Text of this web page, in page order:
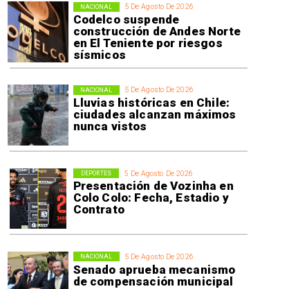
5 De Agosto De 2026
Codelco suspende
construcción de Andes Norte
en El Teniente por riesgos
sísmicos
NACIONAL
5 De Agosto De 2026
Lluvias históricas en Chile:
ciudades alcanzan máximos
nunca vistos
NACIONAL
5 De Agosto De 2026
Presentación de Vozinha en
Colo Colo: Fecha, Estadio y
Contrato
DEPORTES
5 De Agosto De 2026
Senado aprueba mecanismo
de compensación municipal
NACIONAL